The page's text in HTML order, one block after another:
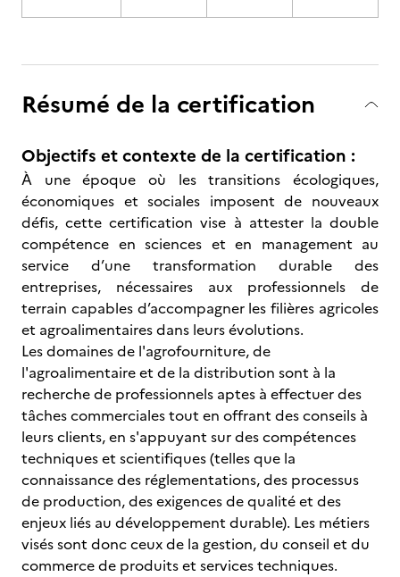
Résumé de la certification
Objectifs et contexte de la certification :
À une époque où les transitions écologiques,
économiques et sociales imposent de nouveaux
défis, cette certification vise à attester la double
compétence en sciences et en management au
service d’une transformation durable des
entreprises, nécessaires aux professionnels de
terrain capables d’accompagner les filières agricoles
et agroalimentaires dans leurs évolutions.
Les domaines de l'agrofourniture, de
l'agroalimentaire et de la distribution sont à la
recherche de professionnels aptes à effectuer des
tâches commerciales tout en offrant des conseils à
leurs clients, en s'appuyant sur des compétences
techniques et scientifiques (telles que la
connaissance des réglementations, des processus
de production, des exigences de qualité et des
enjeux liés au développement durable). Les métiers
visés sont donc ceux de la gestion, du conseil et du
commerce de produits et services techniques.